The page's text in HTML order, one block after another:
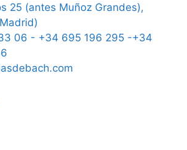
25 (antes Muñoz Grandes),
06 - +34 695 196 295 -+34